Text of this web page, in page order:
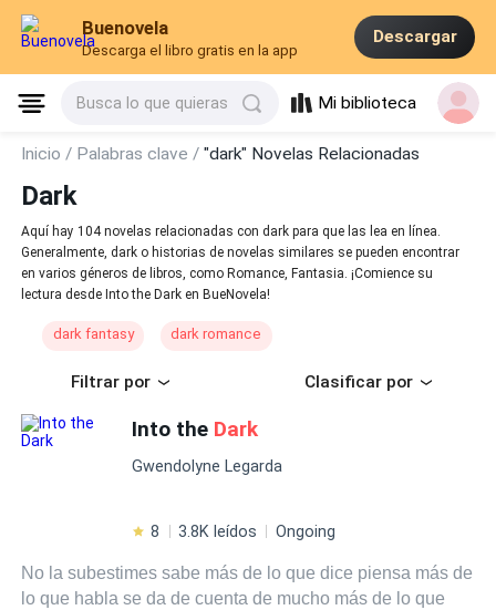
Buenovela
Descarga el libro gratis en la app
Descargar
Busca lo que quieras Mi biblioteca
Inicio / Palabras clave /"dark" Novelas Relacionadas
Dark
Aquí hay 104 novelas relacionadas con dark para que las lea en línea.
Generalmente, dark o historias de novelas similares se pueden encontrar
en varios géneros de libros, como Romance, Fantasia. ¡Comience su
lectura desde Into the Dark en BueNovela!
dark fantasy dark romance
Filtrar por Clasificar por
Into the Dark
Gwendolyne Legarda
8 3.8K leídos Ongoing
No la subestimes sabe más de lo que dice piensa más de
lo que habla se da de cuenta de mucho más de lo que